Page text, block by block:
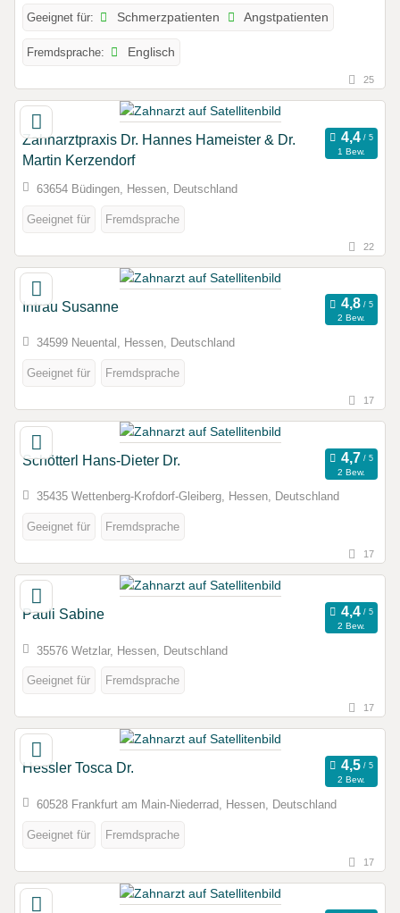
Geeignet für: Schmerzpatienten Angstpatienten
Fremdsprache: Englisch
25
Zahnarztpraxis Dr. Hannes Hameister & Dr.
Martin Kerzendorf
1 Bew.
63654 Büdingen, Hessen, Deutschland
Geeignet für Fremdsprache
22
Intrau Susanne
2 Bew.
34599 Neuental, Hessen, Deutschland
Geeignet für Fremdsprache
17
Schötterl Hans-Dieter Dr.
2 Bew.
35435 Wettenberg-Krofdorf-Gleiberg, Hessen, Deutschland
Geeignet für Fremdsprache
17
Pauli Sabine
2 Bew.
35576 Wetzlar, Hessen, Deutschland
Geeignet für Fremdsprache
17
Hessler Tosca Dr.
2 Bew.
60528 Frankfurt am Main-Niederrad, Hessen, Deutschland
Geeignet für Fremdsprache
17